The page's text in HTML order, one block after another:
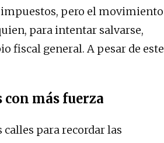
pero el movimiento
para intentar salvarse,
fiscal general. A pesar de este
con más fuerza
para recordar las